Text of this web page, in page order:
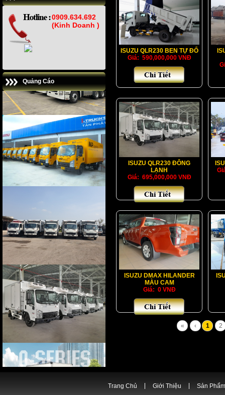
0909.634.692
(Kinh Doanh )
Quảng Cáo
ISUZU QLR230 BEN TỰ ĐỔ
Giá: 590,000,000 VNĐ
ISUZU QLR230 ĐÔNG
LẠNH
Giá: 695,000,000 VNĐ
ISUZU DMAX HILANDER
MÀU CAM
Giá: 0 VNĐ
« ‹ 1 2
Trang Chủ Giới Thiệu Sản Phẩm